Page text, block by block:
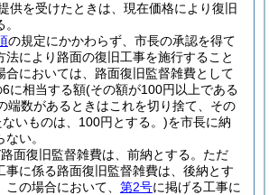
供を受けたときは、現在価格により復旧
の規定にかかわらず、市長の承認を得て
法により路面の復旧工事を施行すること
合においては、路面復旧監督雑費として
に相当する額(その額が100円以上である
端数があるときはこれを切り捨て、その
いものは、100円とする。)を市長に納
い。
面復旧監督雑費は、前納とする。 ただ
事に係る路面復旧監督雑費は、後納とす
この場合において、 第2号に掲げる工事に